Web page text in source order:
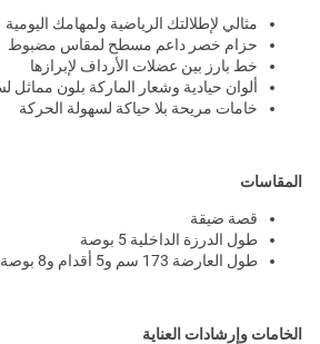
مثالي لإطلالتك الرياضية ولمهامك اليومية
حزام خصر داعم مسطح لمقاس مضبوط
خط بارز بين عضلات الأرداف لإبرازها
ألوان حيادية وشعار الماركة بلون مماثل
خامات مريحة بلا حياكة لسهولة الحركة
المقاسات
قصة ضيقة
طول الدرزة الداخلية 5 بوصة
طول العارضة 173 سم و5 أقدام و8 بوصة وترتدي مقاس XS
الخامات وإرشادات العناية